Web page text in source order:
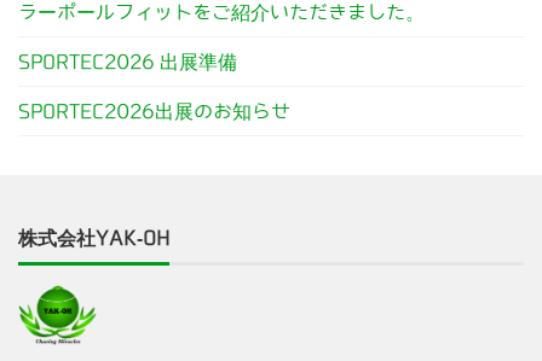
ラーポールフィットをご紹介いただきました。
SPORTEC2026 出展準備
SPORTEC2026出展のお知らせ
株式会社YAK-OH